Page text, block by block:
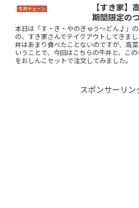
牛丼チェーン
【すき家】
期間限定の
本日は「す・き・やのぎゅう～どん♪」
の、すき家さんでテイクアウトしてきま
丼はあまり食べたことないのですが、高
いうことで、今回はこちらの牛丼と、こ
をおしんこセットで注文してみました。
スポンサーリン